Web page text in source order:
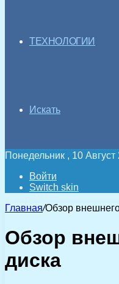
ТЕХНОЛОГИИ
Искать
Понедельник , 10 Август
Войти
Switch skin
Главная/Обзор
Обзор
диска